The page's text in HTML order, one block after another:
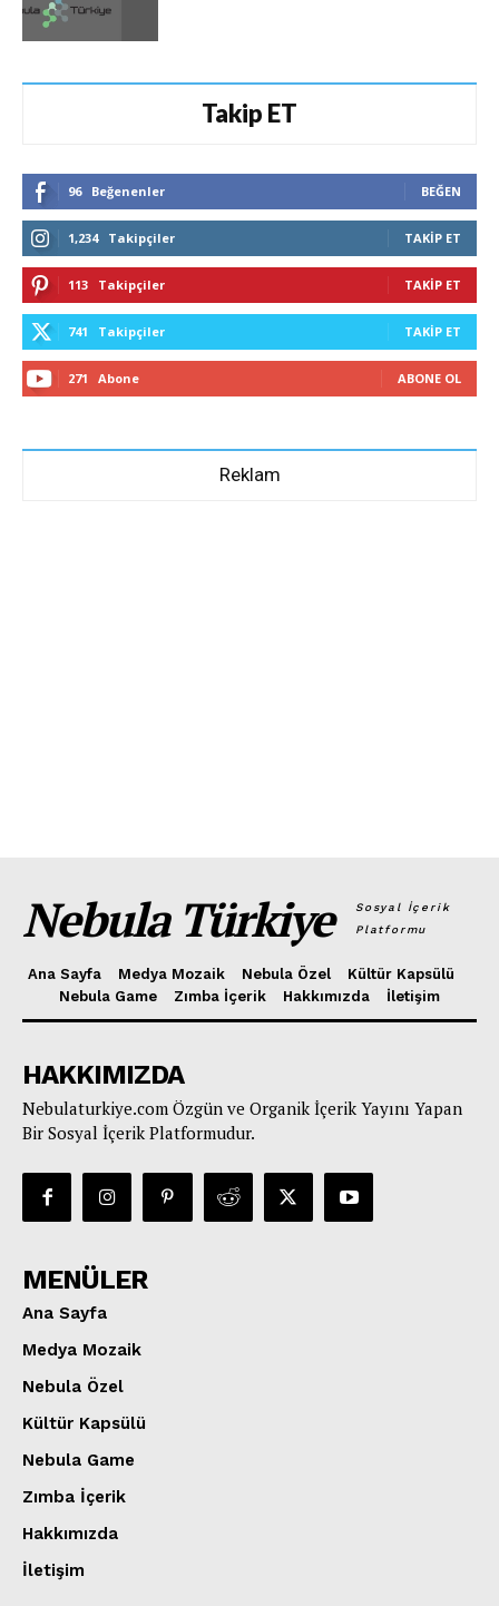
Takip ET
96 Beğenenler BEĞEN
1,234 Takipçiler TAKIP ET
113 Takipçiler TAKIP ET
741 Takipçiler TAKIP ET
271 Abone ABONE OL
Reklam
Nebula Türkiye
Sosyal İçerik
Platformu
Ana Sayfa Medya Mozaik Nebula Özel
Kültür Kapsülü
Nebula Game
Zımba İçerik Hakkımızda İletişim
HAKKIMIZDA
Nebulaturkiye.com Özgün ve Organik İçerik Yayını Yapan
Bir Sosyal İçerik Platformudur.
MENÜLER
Ana Sayfa
Medya Mozaik
Nebula Özel
Kültür Kapsülü
Nebula Game
Zımba İçerik
Hakkımızda
İletişim